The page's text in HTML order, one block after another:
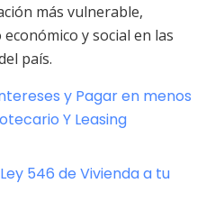
más vulnerable,
y social en las
país.
y Pagar en menos
Y Leasing
546 de Vivienda a tu